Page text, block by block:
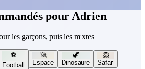
pour Adrien
les garçons, puis les mixtes
⚽
Football
🚀
Espace
🦖
Dinosaure
🦁
Safari